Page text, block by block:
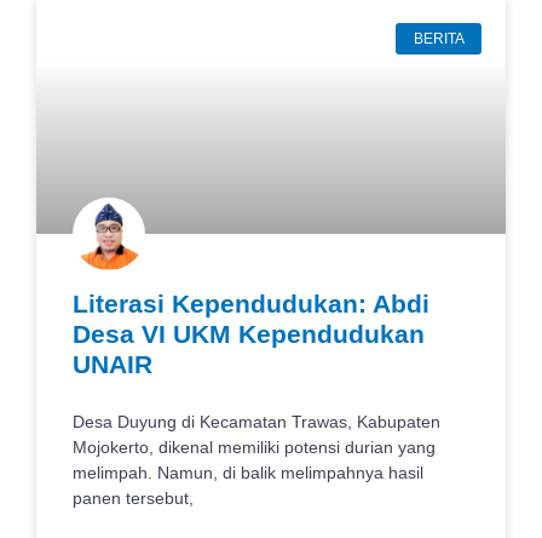
BERITA
Literasi Kependudukan: Abdi
Desa VI UKM Kependudukan
UNAIR
Desa Duyung di Kecamatan Trawas, Kabupaten
Mojokerto, dikenal memiliki potensi durian yang
melimpah. Namun, di balik melimpahnya hasil
panen tersebut,